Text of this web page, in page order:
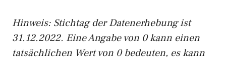
Hinweis: Stichtag der Datenerhebung ist
31.12.2022. Eine Angabe von 0 kann einen
tatsächlichen Wert von 0 bedeuten, es kann